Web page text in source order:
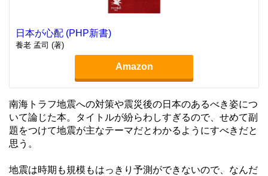
日本が心配 (PHP新書)
養老 孟司 (著)
Amazon
南海トラフ地震への対策や震災後の日本のあるべき姿につ
いて論じた本。タイトルが紛らわしすぎるので、せめて副
題をつけて地震が主なテーマだとわかるようにすべきだと
思う。
地震は時期も規模もはっきり予測ができないので、なんだ